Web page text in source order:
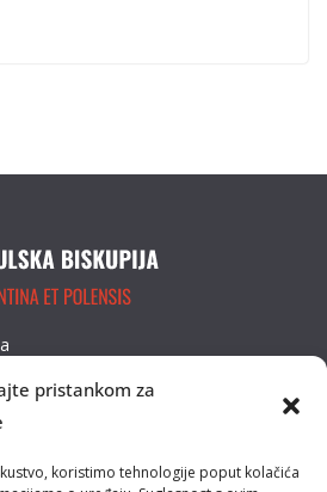
pristankom za
koristimo tehnologije poput kolačića